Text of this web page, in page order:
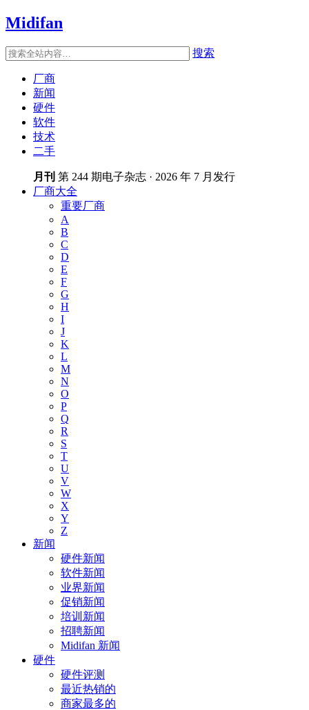
Midifan
搜索
厂商
新闻
硬件
软件
技术
二手
月刊 第 244 期电子杂志 · 2026 年 7 月发行
厂商大全
重要厂商
A
B
C
D
E
F
G
H
I
J
K
L
M
N
O
P
Q
R
S
T
U
V
W
X
Y
Z
新闻
硬件新闻
软件新闻
业界新闻
促销新闻
培训新闻
招聘新闻
Midifan 新闻
硬件
硬件评测
最近热销的
商家最多的